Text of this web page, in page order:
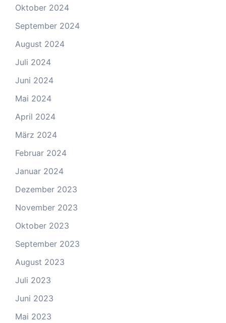
Oktober 2024
September 2024
August 2024
Juli 2024
Juni 2024
Mai 2024
April 2024
März 2024
Februar 2024
Januar 2024
Dezember 2023
November 2023
Oktober 2023
September 2023
August 2023
Juli 2023
Juni 2023
Mai 2023